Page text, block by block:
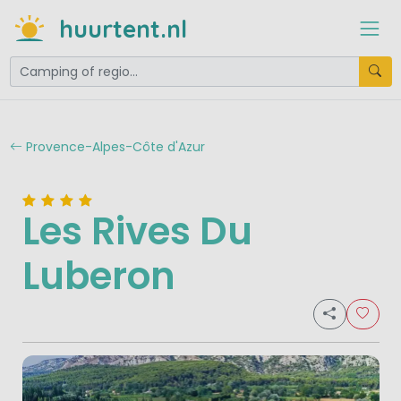
huurtent.nl
Provence-Alpes-Côte d'Azur
Les Rives Du
Luberon